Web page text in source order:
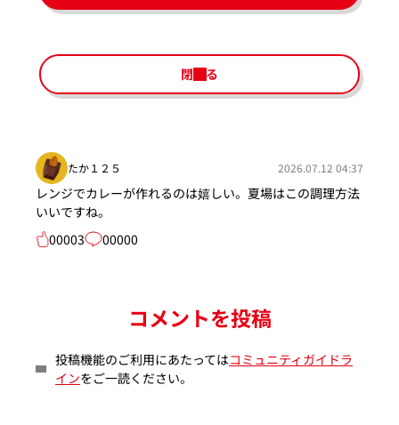
閉じる
たか１２５ 2026.07.12 04:37
レンジでカレーが作れるのは嬉しい。夏場はこの調理方法
いいですね。
00003
00000
コメントを投稿
投稿機能のご利用にあたってはコミュニティガイドラ
インをご一読ください。